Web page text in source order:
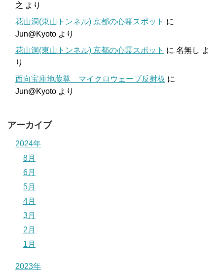
之 より
花山洞(東山トンネル) 京都の心霊スポット に
Jun@Kyoto より
花山洞(東山トンネル) 京都の心霊スポット に 名無し よ
り
西向宝庫地蔵尊 マイクロウェーブ反射板 に
Jun@Kyoto より
アーカイブ
2024年
8月
6月
5月
4月
3月
2月
1月
2023年